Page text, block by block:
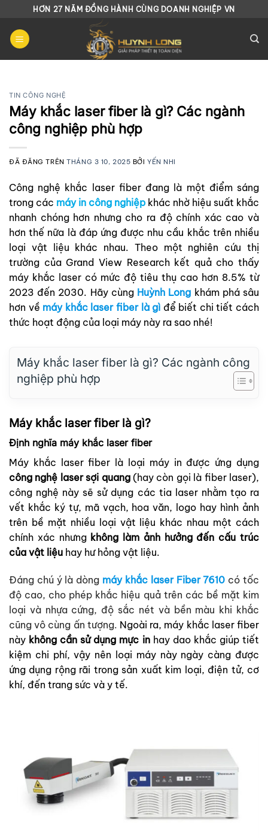
Chuyển
nội
dung
HƠN 27 NĂM ĐỒNG HÀNH CÙNG DOANH NGHIỆP VN
TIN CÔNG NGHỆ
Máy khắc laser fiber là gì? Các ngành
công nghiệp phù hợp
ĐÃ ĐĂNG TRÊNTHÁNG 3 10, 2025 BỞIYẾN NHI
Công nghệ khắc laser fiber đang là một điểm sáng
trong các máy in công nghiệpkhác nhờ hiệu suất khắc
nhanh chóng hơn nhưng cho ra độ chính xác cao và
hơn thế nữa là đáp ứng được nhu cầu khắc trên nhiều
loại vật liệu khác nhau. Theo một nghiên cứu thị
trường của Grand View Research kết quả cho thấy
máy khắc laser có mức độ tiêu thụ cao hơn 8.5% từ
2023 đến 2030. Hãy cùng Huỳnh Long khám phá sâu
hơn về máy khắc laser fiber là gì để biết chi tiết cách
thức hoạt động của loại máy này ra sao nhé!
Máy khắc laser fiber là gì? Các ngành công
nghiệp phù hợp
Máy khắc laser fiber là gì?
Định nghĩa máy khắc laser fiber
Máy khắc laser fiber là loại máy in được ứng dụng
công nghệ laser sợi quang(hay còn gọi là fiber laser),
công nghệ này sẽ sử dụng các tia laser nhằm tạo ra
vết khắc ký tự, mã vạch, hoa văn, logo hay hình ảnh
trên bề mặt nhiều loại vật liệu khác nhau một cách
chính xác nhưng không làm ảnh hưởng đến cấu trúc
của vật liệu hay hư hỏng vật liệu.
Đáng chú ý là dòng máy khắc laser Fiber 7610 có tốc
độ cao, cho phép khắc hiệu quả trên các bề mặt kim
loại và nhựa cứng, độ sắc nét và bền màu khi khắc
cũng vô cùng ấn tượng. Ngoài ra, máy khắc laser fiber
này không cần sử dụng mực inhay dao khắc giúp tiết
kiệm chi phí, vậy nên loại máy này ngày càng được
ứng dụng rộng rãi trong sản xuất kim loại, điện tử, cơ
khí, đến trang sức và y tế.